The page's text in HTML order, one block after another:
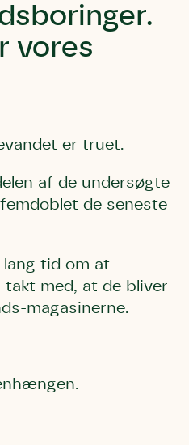
vores
er truet.
af de undersøgte
de seneste
lang tid om at
med, at de bliver
magasinerne.